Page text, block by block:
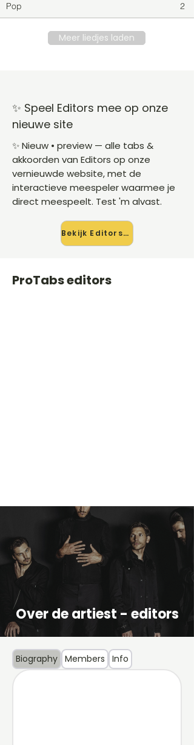
Pop
2
Meer liedjes laden
✨ Speel Editors mee op onze
nieuwe site
✨ Nieuw • preview — alle tabs &
akkoorden van Editors op onze
vernieuwde website, met de
interactieve meespeler waarmee je
direct meespeelt. Test 'm alvast.
Bekijk Editors →
ProTabs editors
Over de artiest - editors
Biography Members Info